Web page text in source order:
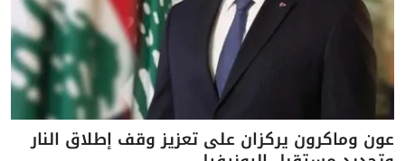
عون وماكرون يركزان على تعزيز وقف إطلاق النار